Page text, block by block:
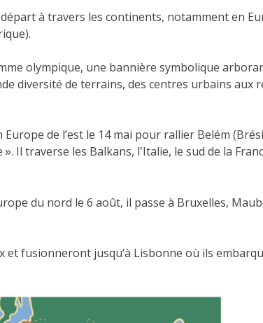
à travers les continents, notamment en
olympique, une bannière symbolique
diversité de terrains, des centres urbains aux
de l’est le 14 mai pour rallier Belém
». Il traverse les Balkans, l’Italie, le sud de la
du nord le 6 août, il passe à Bruxelles,
et fusionneront jusqu’à Lisbonne où ils